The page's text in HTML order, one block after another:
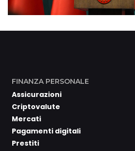
FINANZA PERSONALE
Assicurazioni
Criptovalute
Mercati
Pagamenti digitali
Prestiti